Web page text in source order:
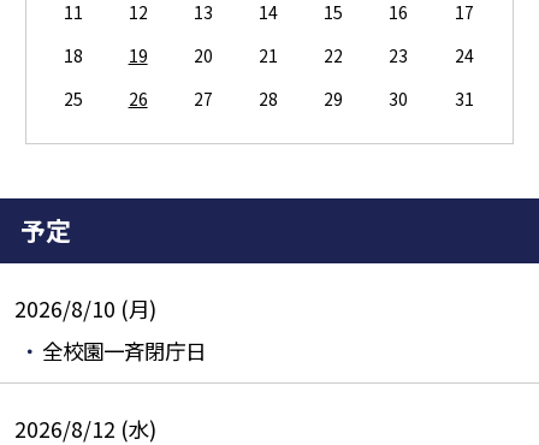
11
12 13 14 15 16
17
18
19 20 21 22 23
24
25
26 27 28 29 30 31
予定
2026/8/10 (月)
全校園一斉閉庁日
2026/8/12 (水)